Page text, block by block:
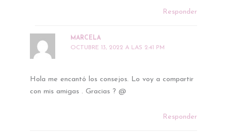
Responder
MARCELA
OCTUBRE 13, 2022 A LAS 2:41 PM
Hola me encantó los consejos. Lo voy a compartir
con mis amigas . Gracias ? @
Responder